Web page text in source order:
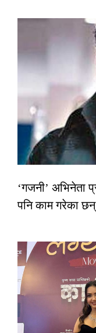
‘गजनी’ अभिनेता
पनि काम गरेका छन्